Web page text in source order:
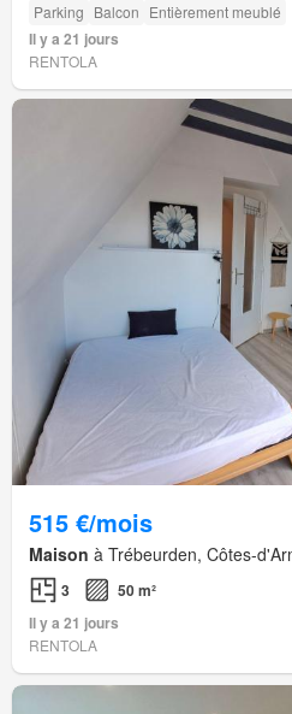
Parking Balcon Entièrement meublé
Il y a 21 jours
RENTOLA
515 €/mois
Maison à Trébeurden, Côtes-
3
50 m²
Il y a 21 jours
RENTOLA